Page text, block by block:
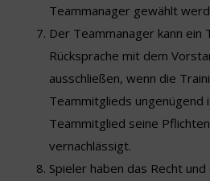
Teammanager gewählt
Der Teammanager kann ein
Rücksprache mit dem
ausschließen, wenn die
Teammitglieds ungenügend
Teammitglied seine
vernachlässigt.
Spieler haben das Recht